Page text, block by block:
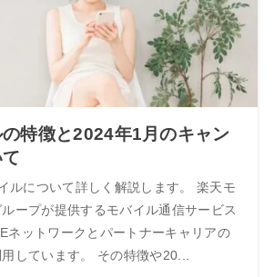
特徴と2024年1月のキャン
ルについて詳しく解説します。 楽天モ
ープが提供するモバイル通信サービス
ネットワークとパートナーキャリアの
しています。 その特徴や20...